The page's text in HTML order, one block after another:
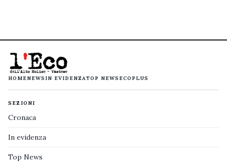
HOMENEWS IN EVIDENZATOP NEWS ECOPLUS
SEZIONI
Cronaca
In evidenza
Top News